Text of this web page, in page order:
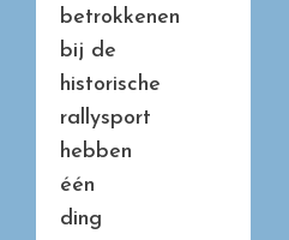
betrokkenen
bij de
historische
rallysport
hebben
één
ding